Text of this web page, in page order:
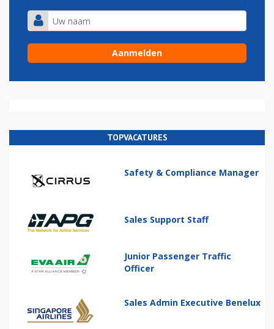
TOPVACATURES
Safety & Compliance Manager
Sales Support Staff
Junior Passenger Traffic
Officer
Sales Admin Executive Benelux